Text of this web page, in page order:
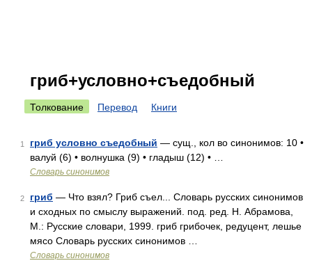
гриб+условно+съедобный
Толкование Перевод Книги
1 гриб условно съедобный — сущ., кол во синонимов: 10 •
валуй (6) • волнушка (9) • гладыш (12) • …
Словарь синонимов
2 гриб — Что взял? Гриб съел... Словарь русских синонимов
и сходных по смыслу выражений. под. ред. Н. Абрамова,
М.: Русские словари, 1999. гриб грибочек, редуцент, лешье
мясо Словарь русских синонимов …
Словарь синонимов